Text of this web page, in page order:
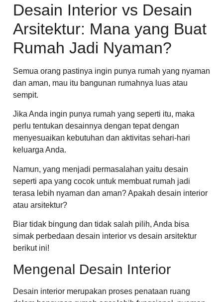
Desain Interior vs Desain
Arsitektur: Mana yang Buat
Rumah Jadi Nyaman?
Semua orang pastinya ingin punya rumah yang nyaman
dan aman, mau itu bangunan rumahnya luas atau
sempit.
Jika Anda ingin punya rumah yang seperti itu, maka
perlu tentukan desainnya dengan tepat dengan
menyesuaikan kebutuhan dan aktivitas sehari-hari
keluarga Anda.
Namun, yang menjadi permasalahan yaitu desain
seperti apa yang cocok untuk membuat rumah jadi
terasa lebih nyaman dan aman? Apakah desain interior
atau arsitektur?
Biar tidak bingung dan tidak salah pilih, Anda bisa
simak perbedaan desain interior vs desain arsitektur
berikut ini!
Mengenal Desain Interior
Desain interior merupakan proses penataan ruang